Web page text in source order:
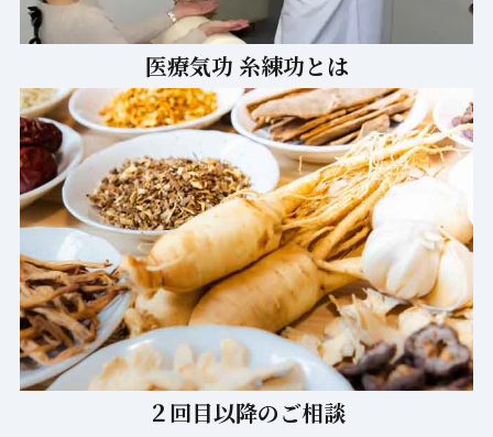
医療気功 糸練功とは
２回目以降のご相談